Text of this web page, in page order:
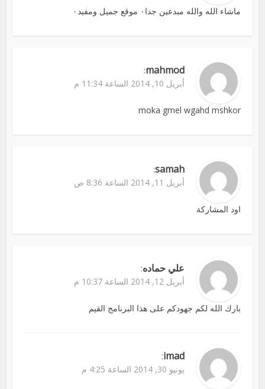
ماشاء الله والله مبدعين جدا٠ موقع جميل ومفيد٠
mahmod
:
أبريل 10, 2014 الساعة 11:34 م
moka gmel wgahd mshkor
samah
:
أبريل 11, 2014 الساعة 8:36 ص
اود المشاركة
علي حماده:
أبريل 12, 2014 الساعة 10:37 م
بارك الله لكم جهودكم على هذا البرنامج القيم
imad
:
يونيو 30, 2014 الساعة 4:25 م